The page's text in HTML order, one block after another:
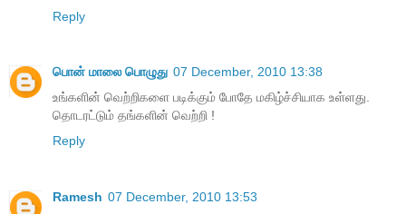
Reply
பொன் மாலை பொழுது 07 December, 2010 13:38
உங்களின் வெற்றிகளை படிக்கும் போதே மகிழ்ச்சியாக உள்ளது.
தொடரட்டும் தங்களின் வெற்றி !
Reply
Ramesh 07 December, 2010 13:53